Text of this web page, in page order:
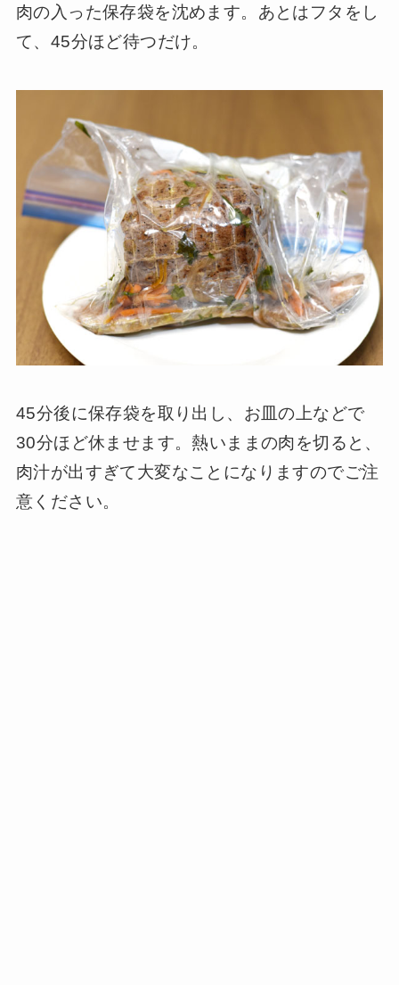
肉の入った保存袋を沈めます。あとはフタをし
て、45分ほど待つだけ。
45分後に保存袋を取り出し、お皿の上などで
30分ほど休ませます。熱いままの肉を切ると、
肉汁が出すぎて大変なことになりますのでご注
意ください。